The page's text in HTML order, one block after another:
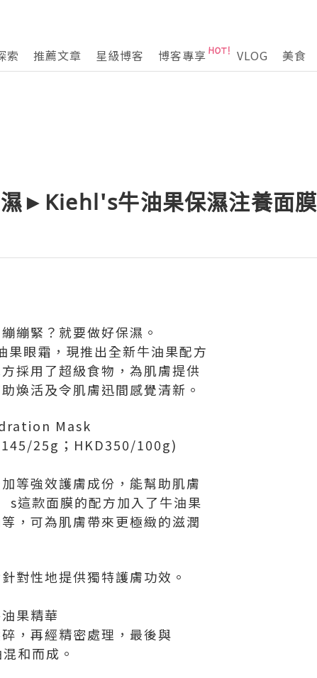
索 推薦文章 星級博客 博客專享 VLOG 美食
►Kiehl's牛油果保濕注養面膜
繃緊？就要做好保濕。
眼霜，現推出全新牛油果配方
採用了超級食物，為肌膚提供
煥活及令肌膚迅間感覺清新。
Mask
25g；HKD350/100g)
等強效護膚成份，能幫助肌膚
這款面膜的配方加入了牛油果
，可為肌膚帶來更極緻的滋潤
對性地提供獨特護膚功效。
果精華
，再經精密處理，最後與
和而成。